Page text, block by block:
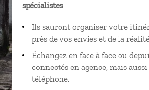
spécialistes
Ils sauront organiser votre
près de vos envies et de la
Échangez en face à face ou
connectés en agence, mais
téléphone.